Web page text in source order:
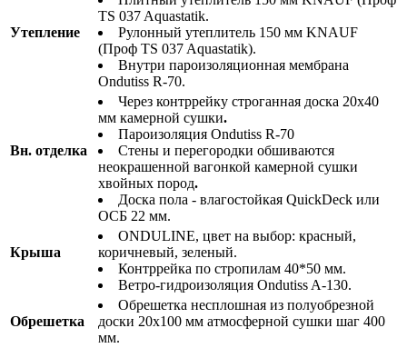
Утепление
TS 037 Aquastatik.
Рулонный утеплитель 150 мм KNAUF
(Проф TS 037 Aquastatik).
Внутри пароизоляционная мембрана
Ondutiss R-70.
Вн. отделка
Через контррейку строганная доска 20х40
мм камерной сушки.
Пароизоляция Ondutiss R-70
Стены и перегородки обшиваются
неокрашенной вагонкой камерной сушки
хвойных пород.
Доска пола - влагостойкая QuickDeck или
ОСБ 22 мм.
Крыша
ONDULINE, цвет на выбор: красный,
коричневый, зеленый.
Контррейка по стропилам 40*50 мм.
Ветро-гидроизоляция Ondutiss A-130.
Обрешетка
Обрешетка несплошная из полуобрезной
доски 20х100 мм атмосферной сушки шаг 400
мм.